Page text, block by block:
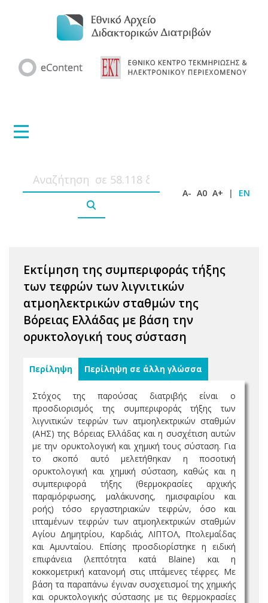
A- A0 A+ | EN
Εκτίμηση της συμπεριφοράς τήξης
των τεφρών των λιγνιτικών
ατμοηλεκτρικών σταθμών της
Βόρειας Ελλάδας με βάση την
ορυκτολογική τους σύσταση
Περίληψη Περίληψη σε άλλη γλώσσα
Στόχος της παρούσας διατριβής είναι ο
προσδιορισμός της συμπεριφοράς τήξης των
λιγνιτικών τεφρών των ατμοηλεκτρικών σταθμών
(ΑΗΣ) της Βόρειας Ελλάδας και η συσχέτιση αυτών
με την ορυκτολογική και χημική τους σύσταση. Για
το σκοπό αυτό μελετήθηκαν η ποσοτική
ορυκτολογική και χημική σύσταση, καθώς και η
συμπεριφορά τήξης (θερμοκρασίες αρχικής
παραμόρφωσης, μαλάκυνσης, ημισφαιρίου και
ροής) τόσο εργαστηριακών τεφρών, όσο και
ιπταμένων τεφρών των ατμοηλεκτρικών σταθμών
Αγίου Δημητρίου, Καρδιάς, ΛΙΠΤΟΛ, Πτολεμαΐδας
και Αμυνταίου. Επίσης προσδιορίστηκε η ειδική
επιφάνεια (λεπτότητα κατά Blaine) και η
κοκκομετρική κατανομή στις ιπτάμενες τέφρες. Με
βάση τα παραπάνω έγιναν συσχετισμοί της χημικής
και ορυκτολογικής σύστασης με τις θερμοκρασίες